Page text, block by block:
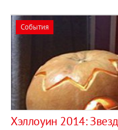
События
Хэллоуин 2014: